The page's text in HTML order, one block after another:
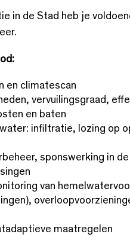
in de Stad heb je
en climatescan
vervuilingsgraad,
en baten
infiltratie, lozing op
sponswerking in
van
maatregelen